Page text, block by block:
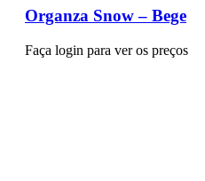
Organza Snow – Bege
Faça login para ver os preços